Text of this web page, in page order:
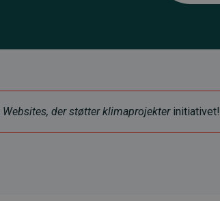
Websites, der støtter klimaprojekterinitiativet!